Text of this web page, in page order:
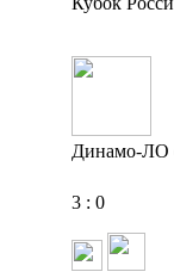
Динамо-ЛО
3 : 0